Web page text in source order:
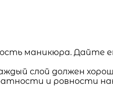
маникюра. Дайте
слой должен
и ровности